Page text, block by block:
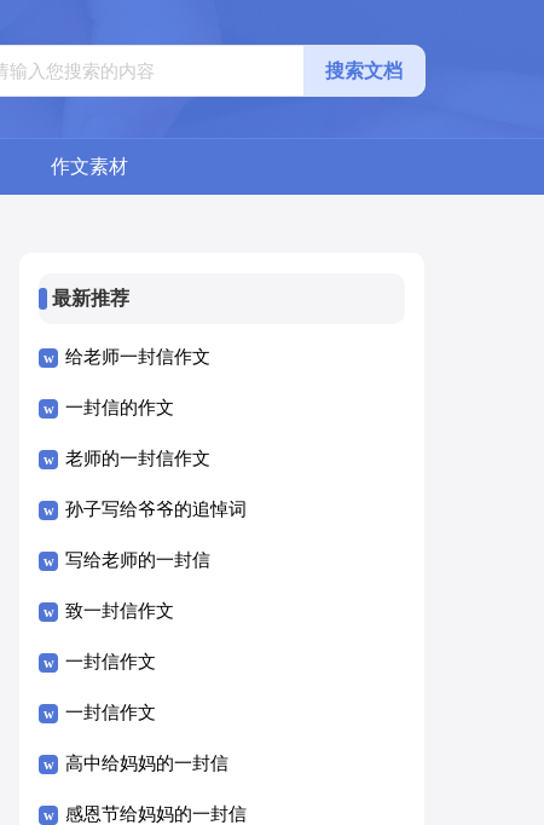
搜索文档
作文素材
最新推荐
给老师一封信作文
一封信的作文
老师的一封信作文
孙子写给爷爷的追悼词
写给老师的一封信
致一封信作文
一封信作文
一封信作文
高中给妈妈的一封信
感恩节给妈妈的一封信